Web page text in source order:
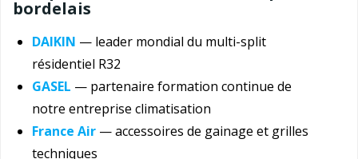
bordelais
DAIKIN — leader mondial du multi-split
résidentiel R32
GASEL — partenaire formation continue de
notre entreprise climatisation
France Air — accessoires de gainage et grilles
techniques